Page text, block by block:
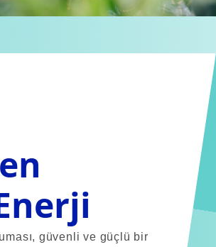
güvenli ve güçlü bir